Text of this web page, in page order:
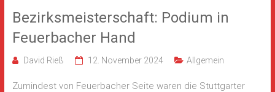
Bezirksmeisterschaft: Podium in
Feuerbacher Hand
David Rieß 12. November 2024 Allgemein
Zumindest von Feuerbacher Seite waren die Stuttgarter